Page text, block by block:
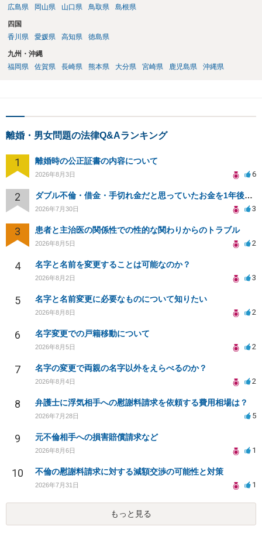
広島県
岡山県 山口県 鳥取県 島根県
四国
香川県
愛媛県 高知県 徳島県
九州・沖縄
福岡県
佐賀県 長崎県 熊本県 大分県 宮崎県 鹿児島県 沖縄県
離婚・男女問題の法律Q&Aランキング
1 離婚時の公正証書の内容について
2026年8月3日 6
2 ダブル不倫・借金・手切れ金だと思っていたお金を1年後いまさら脅迫罪として通知書が来てまとめて請求
2026年7月30日 3
3 患者と主治医の関係性での性的な関わりからのトラブル
2026年8月5日 2
4 名字と名前を変更することは可能なのか？
2026年8月2日 3
5 名字と名前変更に必要なものについて知りたい
2026年8月8日 2
6 名字変更での戸籍移動について
2026年8月5日 2
7 名字の変更で両親の名字以外をえらべるのか？
2026年8月4日 2
8 弁護士に浮気相手への慰謝料請求を依頼する費用相場は？
2026年7月28日 5
9 元不倫相手への損害賠償請求など
2026年8月6日 1
10 不倫の慰謝料請求に対する減額交渉の可能性と対策
2026年7月31日 1
もっと見る